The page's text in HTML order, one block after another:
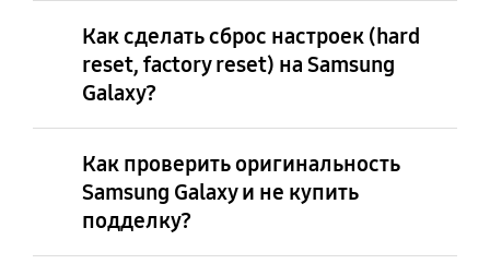
Как сделать сброс настроек (hard
reset, factory reset) на Samsung
Galaxy?
Как проверить оригинальность
Samsung Galaxy и не купить
подделку?